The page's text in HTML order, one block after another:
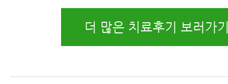
더 많은 치료후기 보러가